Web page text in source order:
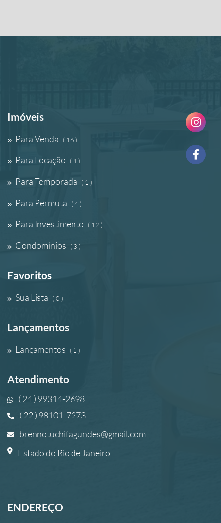
Imóveis
Para Venda ( 16 )
Para Locação ( 4 )
Para Temporada ( 1 )
Para Permuta ( 4 )
Para Investimento ( 12 )
Condomínios ( 3 )
Favoritos
Sua Lista ( 0 )
Lançamentos
Lançamentos ( 1 )
Atendimento
( 24 ) 99314-2698
( 22 ) 98101-7273
brennotuchifagundes@gmail.com
Estado do Rio de Janeiro
ENDEREÇO